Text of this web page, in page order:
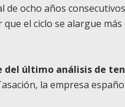
de ocho años
el ciclo se alargue
del último análisis de
la empresa